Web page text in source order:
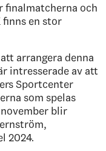
finalmatcherna och
finns en stor
arrangera denna
intresserade av att
Sportcenter
som spelas
november blir
2024.